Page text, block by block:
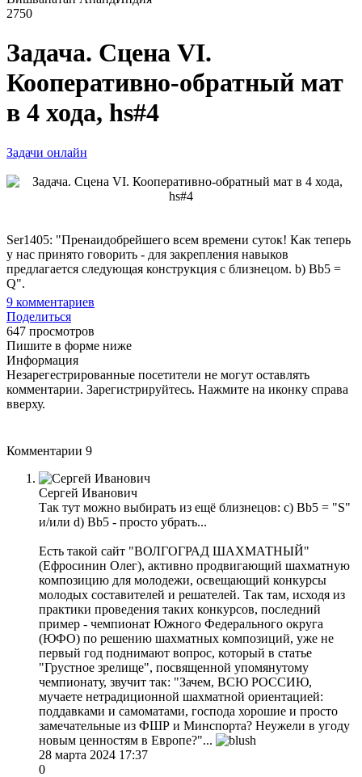
2750
Задача. Сцена VI.
Кооперативно-обратный мат
в 4 хода, hs#4
Задачи онлайн
Ser1405: "Пренаидобрейшего всем времени суток! Как теперь
у нас принято говорить - для закрепления навыков
предлагается следующая конструкция с близнецом. b) Bb5 =
Q".
9 комментариев
Поделиться
647 просмотров
Пишите в форме ниже
Информация
Незарегестрированные посетители не могут оставлять
комментарии. Зарегистрируйтесь. Нажмите на иконку справа
вверху.
Комментарии 9
Сергей Иванович
Так тут можно выбирать из ещё близнецов: c) Bb5 = "S"
и/или d) Bb5 - просто убрать...
Есть такой сайт "ВОЛГОГРАД ШАХМАТНЫЙ"
(Ефросинин Олег), активно продвигающий шахматную
композицию для молодежи, освещающий конкурсы
молодых составителей и решателей. Так там, исходя из
практики проведения таких конкурсов, последний
пример - чемпионат Южного Федерального округа
(ЮФО) по решению шахматных композиций, уже не
первый год поднимают вопрос, который в статье
"Грустное зрелище", посвященной упомянутому
чемпионату, звучит так: "Зачем, ВСЮ РОССИЮ,
мучаете нетрадиционной шахматной ориентацией:
поддавками и самоматами, господа хорошие и просто
замечательные из ФШР и Минспорта? Неужели в угоду
новым ценностям в Европе?"...
28 марта 2024 17:37
0